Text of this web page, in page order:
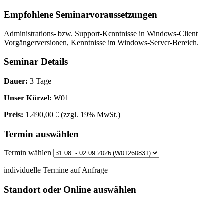
Empfohlene Seminarvoraussetzungen
Administrations- bzw. Support-Kenntnisse in Windows-Client
Vorgängerversionen, Kenntnisse im Windows-Server-Bereich.
Seminar Details
Dauer: 3 Tage
Unser Kürzel: W01
Preis: 1.490,00 € (zzgl. 19% MwSt.)
Termin auswählen
Termin wählen
individuelle Termine auf Anfrage
Standort oder Online auswählen